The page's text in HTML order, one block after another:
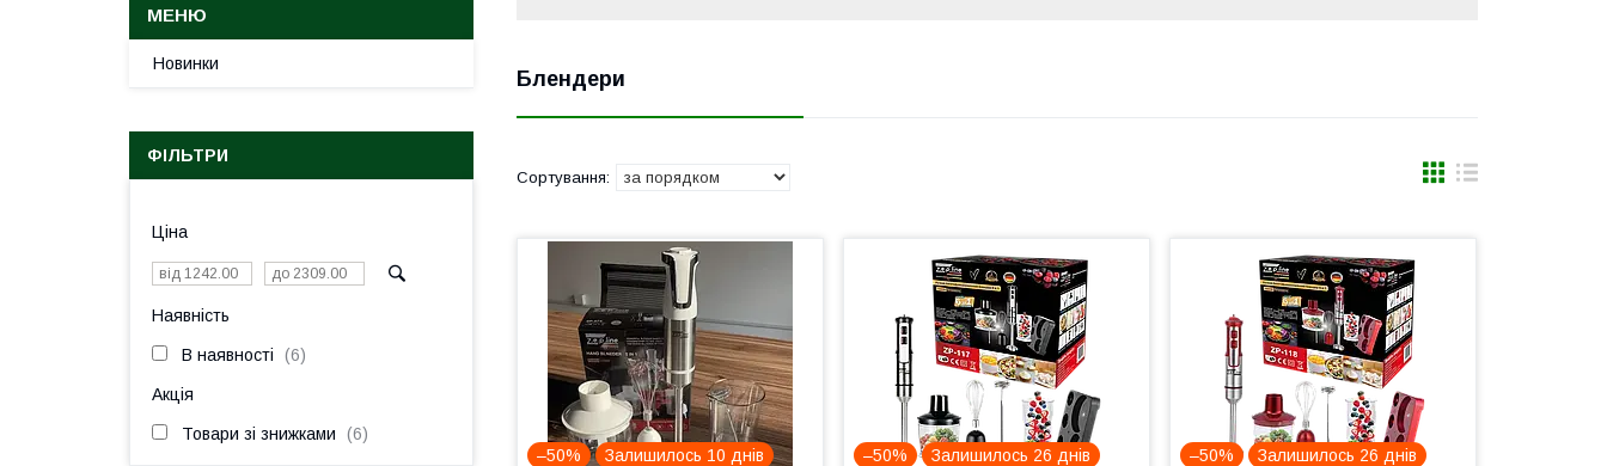
Блендери
–50% Залишилось 10 днів –50% Залишилось 26 днів –50% Залишилось 26 днів
Новинки
ФІЛЬТРИ
Ціна
Наявність
В наявності 6
Акція
Товари зі знижками 6